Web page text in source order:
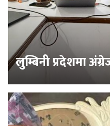
लुम्बिनी प्रदेशमा